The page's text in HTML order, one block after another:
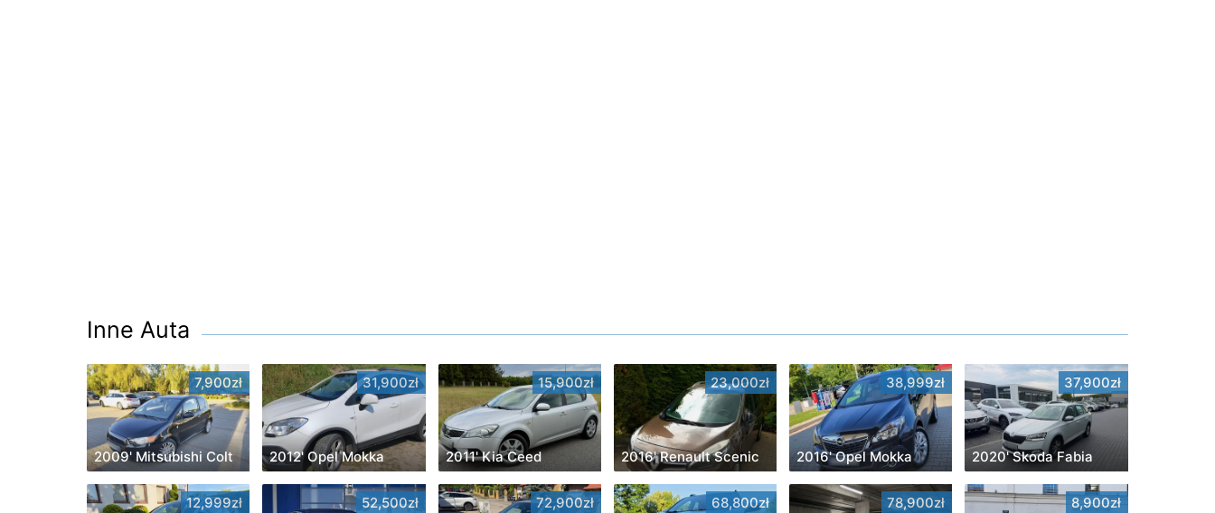
Inne Auta
7,900zł
2009' Mitsubishi Colt
31,900zł
2012' Opel Mokka
15,900zł
2011' Kia Ceed
23,000zł
2016' Renault Scenic
38,999zł
2016' Opel Mokka
37,900zł
2020' Skoda Fabia
12,999zł 52,500zł 72,900zł 68,800zł 78,900zł 8,900zł